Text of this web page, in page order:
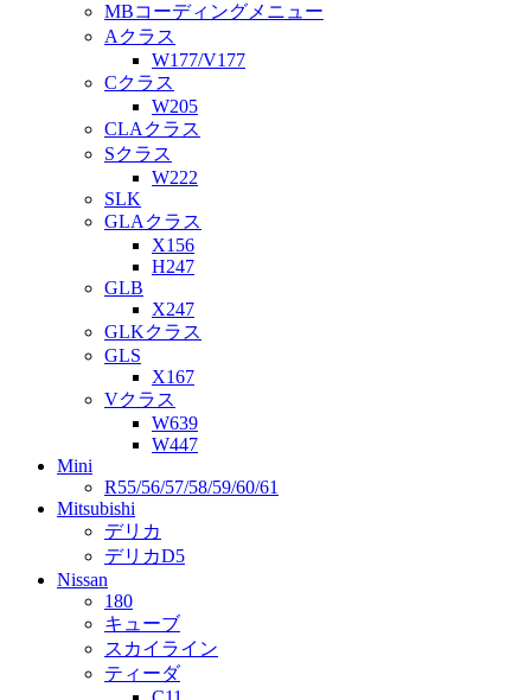
MBコーディングメニュー
Aクラス
W177/V177
Cクラス
W205
CLAクラス
Sクラス
W222
SLK
GLAクラス
X156
H247
GLB
X247
GLKクラス
GLS
X167
Vクラス
W639
W447
Mini
R55/56/57/58/59/60/61
Mitsubishi
デリカ
デリカD5
Nissan
180
キューブ
スカイライン
ティーダ